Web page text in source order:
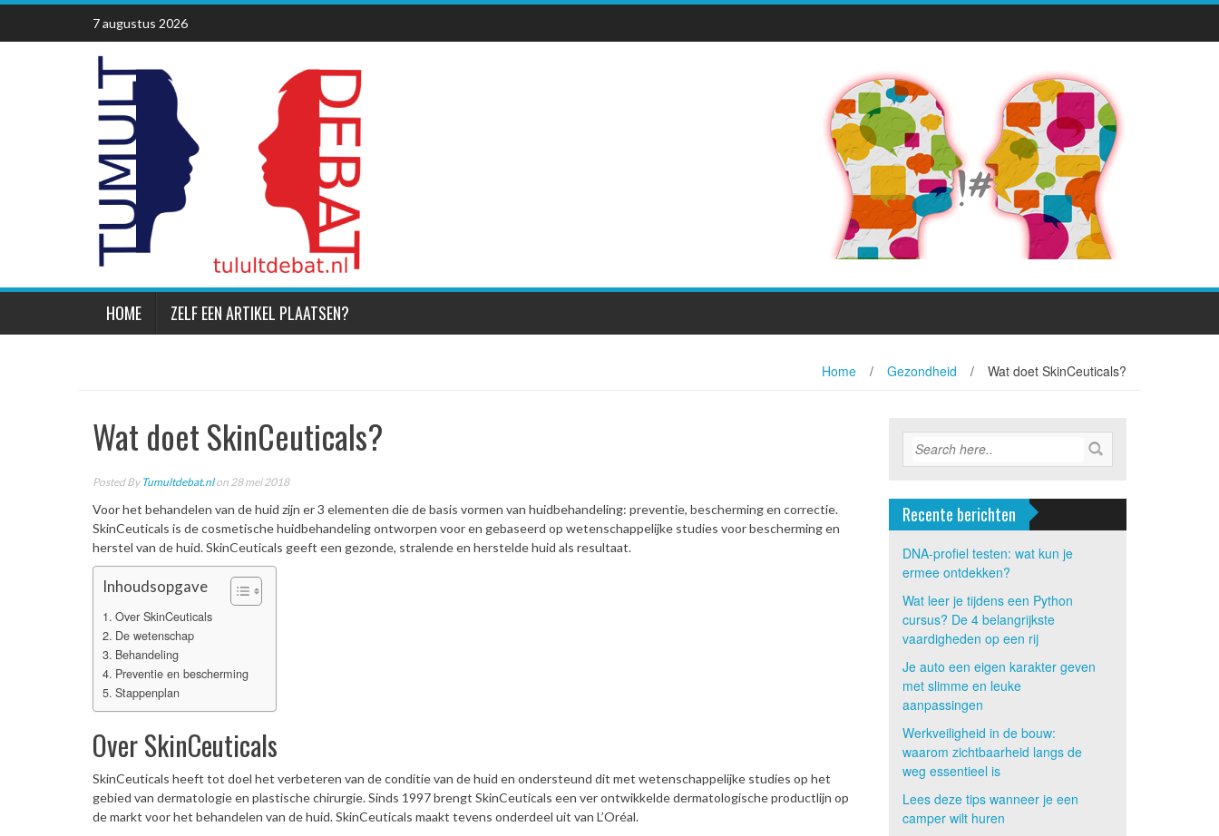
Skip
content
7 augustus 2026
HOME ZELF EEN ARTIKEL PLAATSEN?
Home / Gezondheid / Wat doet SkinCeuticals?
Wat doet SkinCeuticals?
Posted By Tumultdebat.nlon 28 mei 2018
Voor het behandelen van de huid zijn er 3 elementen die de basis vormen van huidbehandeling: preventie, bescherming en correctie.
SkinCeuticals is de cosmetische huidbehandeling ontworpen voor en gebaseerd op wetenschappelijke studies voor bescherming en
herstel van de huid. SkinCeuticals geeft een gezonde, stralende en herstelde huid als resultaat.
Inhoudsopgave
Over SkinCeuticals
De wetenschap
Behandeling
Preventie en bescherming
Stappenplan
Over SkinCeuticals
SkinCeuticals heeft tot doel het verbeteren van de conditie van de huid en ondersteund dit met wetenschappelijke studies op het
gebied van dermatologie en plastische chirurgie. Sinds 1997 brengt SkinCeuticals een ver ontwikkelde dermatologische productlijn op
de markt voor het behandelen van de huid. SkinCeuticals maakt tevens onderdeel uit van L’Oréal.
Recente berichten
DNA-profiel testen: wat kun je
ermee ontdekken?
Wat leer je tijdens een Python
cursus? De 4 belangrijkste
vaardigheden op een rij
Je auto een eigen karakter geven
met slimme en leuke
aanpassingen
Werkveiligheid in de bouw:
waarom zichtbaarheid langs de
weg essentieel is
Lees deze tips wanneer je een
camper wilt huren